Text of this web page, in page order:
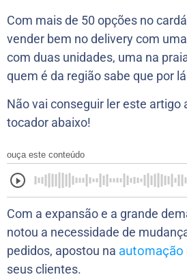
Com mais de 50 opções no
vender bem no delivery com
com duas unidades, uma na
quem é da região sabe que por
Não vai conseguir ler este artigo
tocador abaixo!
ouça este conteúdo
Com a expansão e a grande
notou a necessidade de
pedidos, apostou na automação
seus clientes.